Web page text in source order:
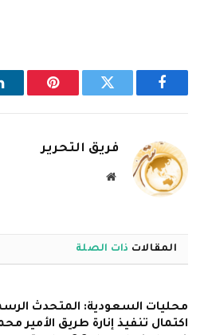
فيسبوك تويتر
فريق التحرير
موقع
المقالات ذات الصلة
محليات السعودية: المتحدث
اكتمال تنفيذ إنارة طريق الأمير